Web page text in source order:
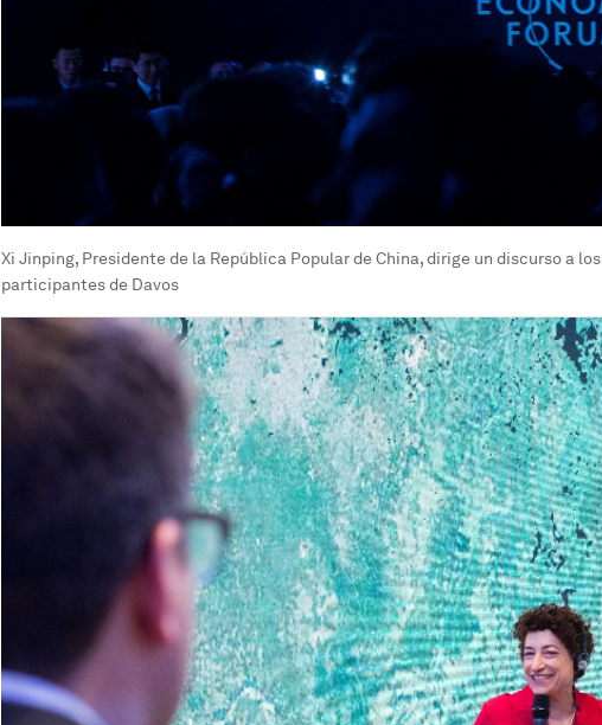
Xi Jinping, Presidente de la República Popular de China, dirige un discurso a los
participantes de Davos